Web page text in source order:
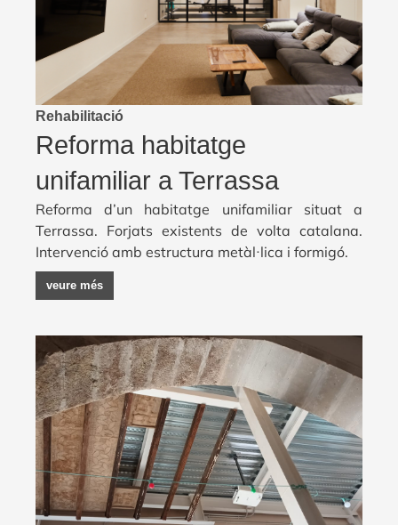
Rehabilitació
Reforma habitatge
unifamiliar a Terrassa
Reforma d’un habitatge unifamiliar situat a
Terrassa. Forjats existents de volta catalana.
Intervenció amb estructura metàl·lica i formigó.
veure més